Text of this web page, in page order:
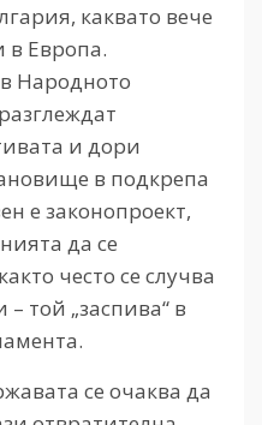
каквато вече
Европа.
Народното
и дори
в подкрепа
е законопроект,
да се
често се случва
той „заспива“ в
се очаква да